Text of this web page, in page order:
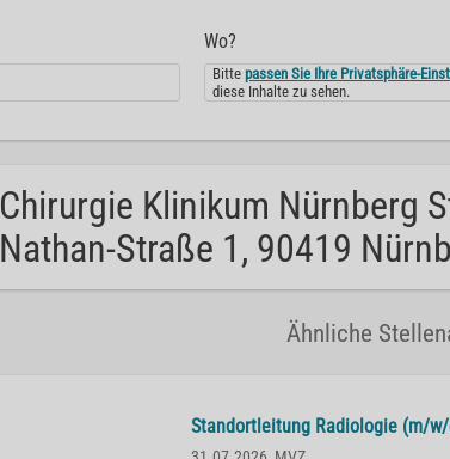
Wo?
Bittepassen Sie Ihre Privatsphäre-
diese Inhalte zu sehen.
Chirurgie Klinikum Nürnberg
Nathan-Straße 1, 90419
Ähnliche
Standortleitung Radiologie (m/